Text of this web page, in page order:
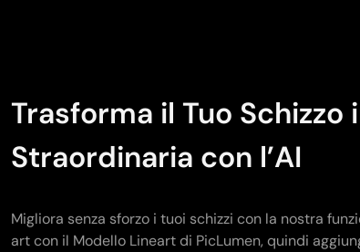
Trasforma il Tuo Schizzo
Straordinaria con l’AI
Migliora senza sforzo i tuoi schizzi con la nostra
art con il Modello Lineart di PicLumen, quindi